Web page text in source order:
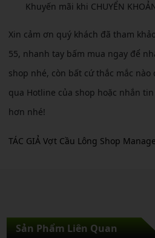
Khuyến mãi khi CHUYỂN
Xin cảm ơn quý khách đã tham
55, nhanh tay bấm mua ngay để
shop nhé, còn bất cứ thắc mắc
qua Hotline của shop hoặc nhắn
hơn nhé!
TÁC GIẢ Vợt Cầu Lông Shop
Sản Phẩm Liên Quan